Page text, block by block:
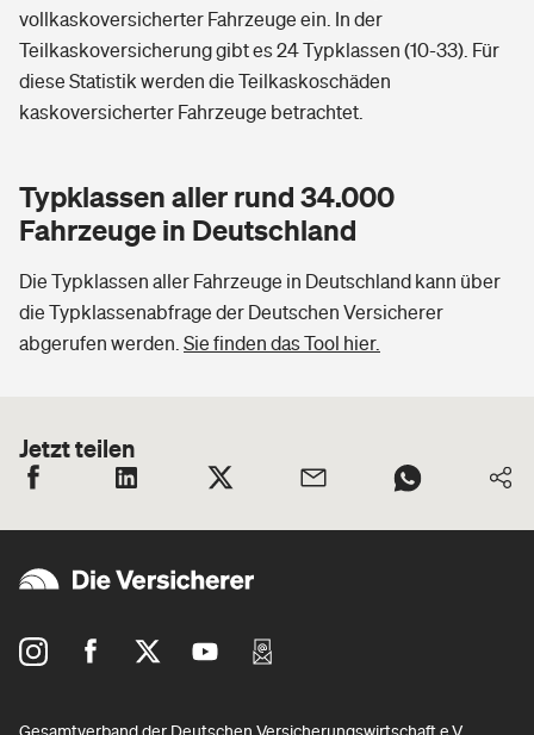
vollkaskoversicherter Fahrzeuge ein. In der
Teilkaskoversicherung gibt es 24 Typklassen (10-33). Für
diese Statistik werden die Teilkaskoschäden
kaskoversicherter Fahrzeuge betrachtet.
Typklassen aller rund 34.000
Fahrzeuge in Deutschland
Die Typklassen aller Fahrzeuge in Deutschland kann über
die Typklassenabfrage der Deutschen Versicherer
abgerufen werden. Sie finden das Tool hier.
Jetzt teilen